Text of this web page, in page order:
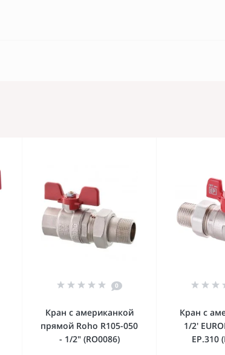
0
Кран с американкой
прямой Roho R105-050
- 1/2" (RO0086)
Кран с
1/2'
EP.310